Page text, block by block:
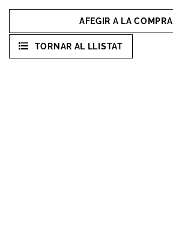
AFEGIR A LA COMPRA
TORNAR AL LLISTAT